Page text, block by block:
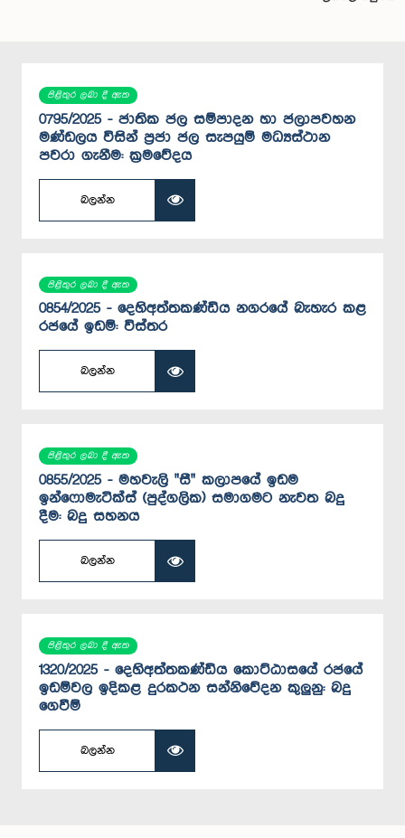
පිළිතුර ලබා දී ඇත
0795/2025 - ජාතික ජල සම්පාදන හා ජලාපවහන
මණ්ඩලය විසින් ප්‍රජා ජල සැපයුම් මධ්‍යස්ථාන
පවරා ගැනීම: ක්‍රමවේදය
බලන්න
පිළිතුර ලබා දී ඇත
0854/2025 - දෙහිඅත්තකණ්ඩිය නගරයේ බැහැර කළ
රජයේ ඉඩම්: විස්තර
බලන්න
පිළිතුර ලබා දී ඇත
0855/2025 - මහවැලි "සී" කලාපයේ ඉඩම
ඉන්ෆොමැටික්ස් (පුද්ගලික) සමාගමට නැවත බදු
දීම: බදු සහනය
බලන්න
පිළිතුර ලබා දී ඇත
1320/2025 - දෙහිඅත්තකණ්ඩිය කොට්ඨාසයේ රජයේ
ඉඩම්වල ඉදිකළ දුරකථන සන්නිවේදන කුලුනු: බදු
ගෙවීම්
බලන්න